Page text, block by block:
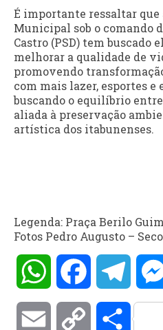
É importante ressaltar
Municipal sob o comando
Castro (PSD) tem buscado
melhorar a qualidade de
promovendo
com mais lazer, esportes
buscando o equilíbrio
aliada à preservação
artística dos itabunenses.
Legenda: Praça Berilo
Fotos Pedro Augusto –
WhatsAppFacebook
Email Copy